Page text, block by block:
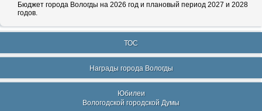
Бюджет города Вологды на 2026 год и плановый период 2027 и 2028
годов.
ТОС
Награды города Вологды
Юбилеи
Вологодской городской Думы